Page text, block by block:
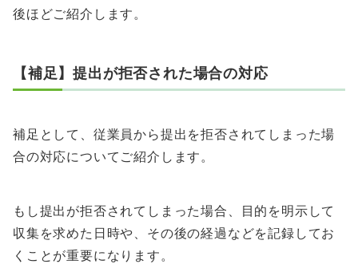
後ほどご紹介します。
【補足】提出が拒否された場合の対応
補足として、従業員から提出を拒否されてしまった場
合の対応についてご紹介します。
もし提出が拒否されてしまった場合、目的を明示して
収集を求めた日時や、その後の経過などを記録してお
くことが重要になります。